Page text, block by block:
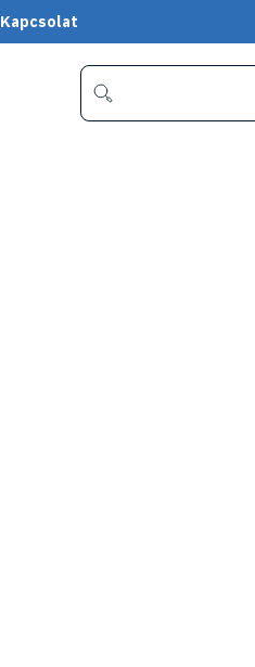
Kapcsolat